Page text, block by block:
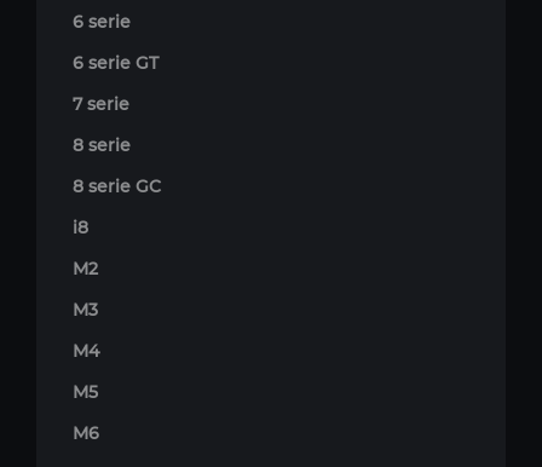
6 serie
6 serie GT
7 serie
8 serie
8 serie GC
i8
M2
M3
M4
M5
M6